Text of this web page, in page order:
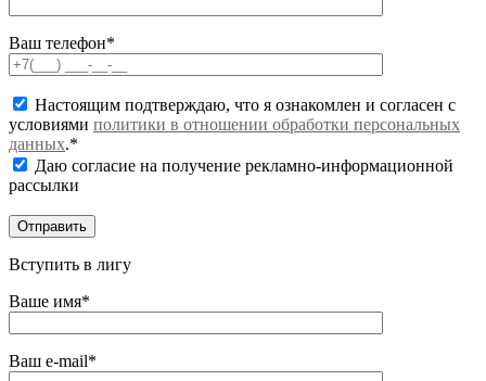
Ваш телефон*
Настоящим подтверждаю, что я ознакомлен и согласен с
условиями политики в отношении обработки персональных
данных.*
Даю согласие на получение рекламно-информационной
рассылки
Вступить в лигу
Ваше имя*
Ваш e-mail*